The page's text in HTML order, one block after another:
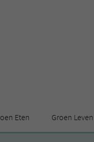
Eten Groen Leven